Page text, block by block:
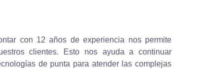
con 12 años de experiencia nos permite
clientes. Esto nos ayuda a continuar
de punta para atender las complejas